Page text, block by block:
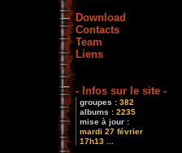
Download
Contacts
Team
Liens
- Infos sur le site -
groupes : 382
albums : 2235
mise à jour :
mardi 27 février
17h13 ...